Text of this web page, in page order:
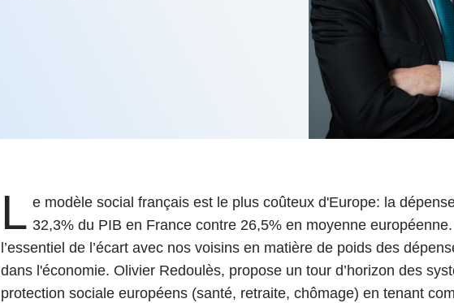
Voir tous les produits
l’Okavango
Voir toute la presse
d'Olivier Redoulès au
Rexecode
10 juil. 2025
Mieux concilier
croissance économique
stratégie climat
20 déc. 2024
Voir toutes les instances
L e modèle social français est le plus coûteux d'Europe: la
32,3% du PIB en France contre 26,5% en moyenne
l’essentiel de l’écart avec nos voisins en matière de poids des
dans l'économie. Olivier Redoulès, propose un tour d’horizon des
protection sociale européens (santé, retraite, chômage) en tenant